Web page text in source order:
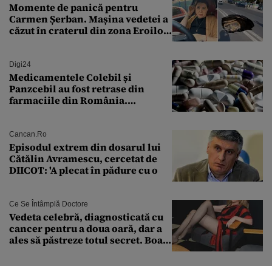
Momente de panică pentru
Carmen Șerban. Mașina vedetei a
căzut în craterul din zona Eroilor:
Digi24
Medicamentele Colebil și
Panzcebil au fost retrase din
farmaciile din România.
Cancan.ro
Episodul extrem din dosarul lui
Cătălin Avramescu, cercetat de
DIICOT: 'A plecat în pădure cu o
Ce Se Întâmplă Doctore
Vedeta celebră, diagnosticată cu
cancer pentru a doua oară, dar a
ales să păstreze totul secret. Boala